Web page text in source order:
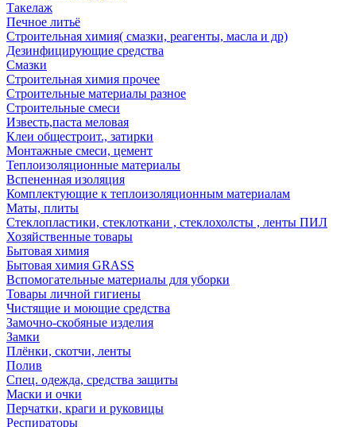
Такелаж
Печное литьё
Строительная химия( смазки, реагенты, масла и др)
Дезинфицирующие средства
Смазки
Строительная химия прочее
Строительные материалы разное
Строительные смеси
Известь,паста меловая
Клеи общестроит., затирки
Монтажные смеси, цемент
Теплоизоляционные материалы
Вспененная изоляция
Комплектующие к теплоизоляционным материалам
Маты, плиты
Стеклопластики, стеклоткани , стеклохолсты , ленты ПИЛ
Хозяйственные товары
Бытовая химия
Бытовая химия GRASS
Вспомогательные материалы для уборки
Товары личной гигиены
Чистящие и моющие средства
Замочно-скобяные изделия
Замки
Плёнки, скотчи, ленты
Полив
Спец. одежда, средства защиты
Маски и очки
Перчатки, краги и руковицы
Респираторы